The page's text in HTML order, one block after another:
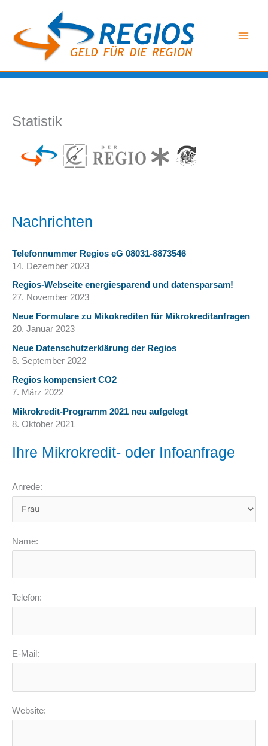
springen
Statistik
Nachrichten
Telefonnummer Regios eG 08031-8873546
14. Dezember 2023
Regios-Webseite energiesparend und datensparsam!
27. November 2023
Neue Formulare zu Mikokrediten für Mikrokreditanfragen
20. Januar 2023
Neue Datenschutzerklärung der Regios
8. September 2022
Regios kompensiert CO2
7. März 2022
Mikrokredit-Programm 2021 neu aufgelegt
8. Oktober 2021
Ihre Mikrokredit- oder Infoanfrage
Anrede:
Name:
Telefon:
E-Mail:
Website: